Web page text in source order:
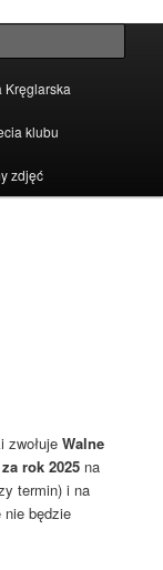
Wronki
Kręglarska
klubu
zdjęć
zwołujeWalne
za rok 2025 na
termin) i na
nie będzie